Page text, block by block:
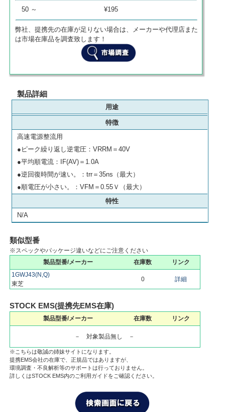
50 ～ ¥195
弊社、提携先の在庫が足りない場合は、メーカーや代理店また
は市場在庫品を調査致します！
製品詳細
用途
特徴
高速電源整流用
●ピーク繰り返し逆電圧：VRRM＝40V
●平均順電流：IF(AV)＝1.0A
●逆回復時間が速い。：trr＝35ns（最大）
●順電圧が小さい。：VFM＝0.55Ｖ（最大）
特性
N/A
類似型番
※スペックやパッケージ違いなどにご注意ください
製品型番/メーカー
在庫数
リンク
1GWJ43(N,Q)
東芝
0 詳細
STOCK EMS(提携先EMS在庫)
製品型番/メーカー 在庫数 リンク
－ 対象製品無し －
※こちらは敬誠の姉妹サイトになります。
提携EMS会社の在庫で、正規品ではありますが、
環境調査・不良解析等のサポートは行っておりません。
詳しくはSTOCK EMS内のご利用ガイドをご確認ください。